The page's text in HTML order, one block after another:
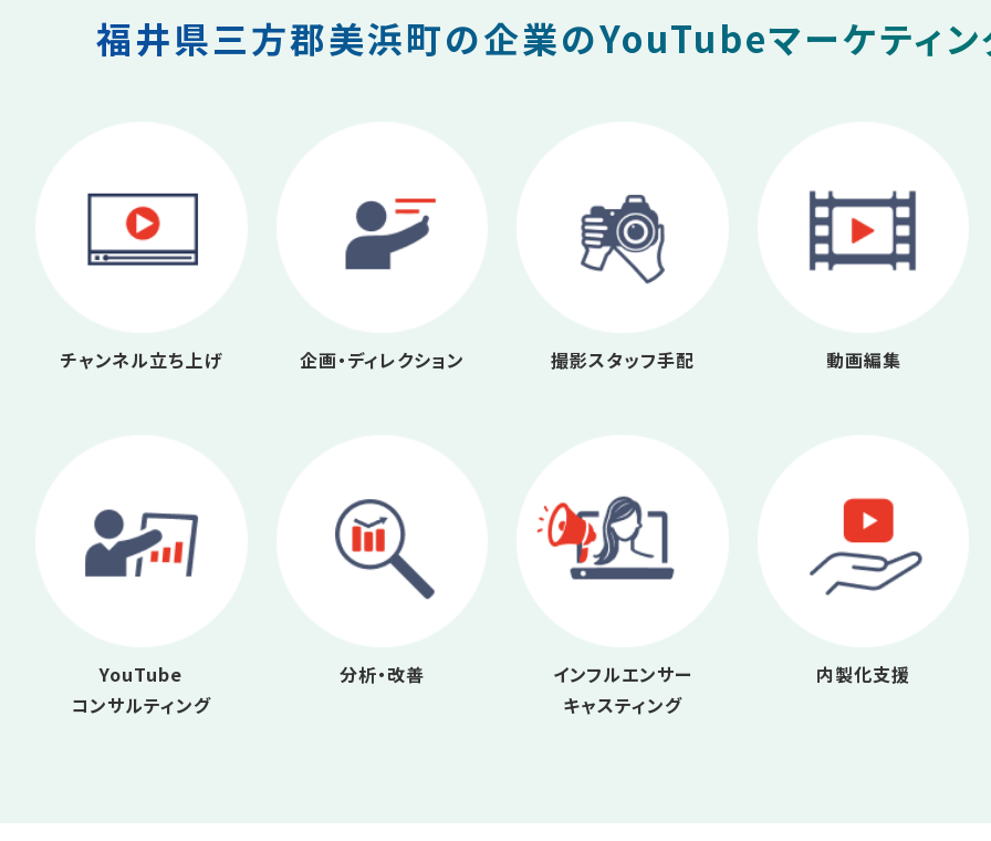
福井県三方郡美浜町の企業のYouTubeマーケティ
チャンネル立ち上げ 企画・ディレクション 撮影スタッフ手配 動画編集
YouTube
コンサルティング
分析・改善
インフルエンサー
キャスティング
内製化支援